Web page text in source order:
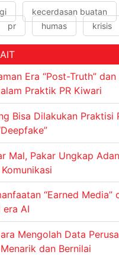
kecerdasan buatan
pr humas krisis
Era “Post-Truth” dan
Praktik PR Kiwari
Bisa Dilakukan Praktisi
Mal, Pakar Ungkap
“Earned Media”
era AI
Mengolah Data
dan Bernilai